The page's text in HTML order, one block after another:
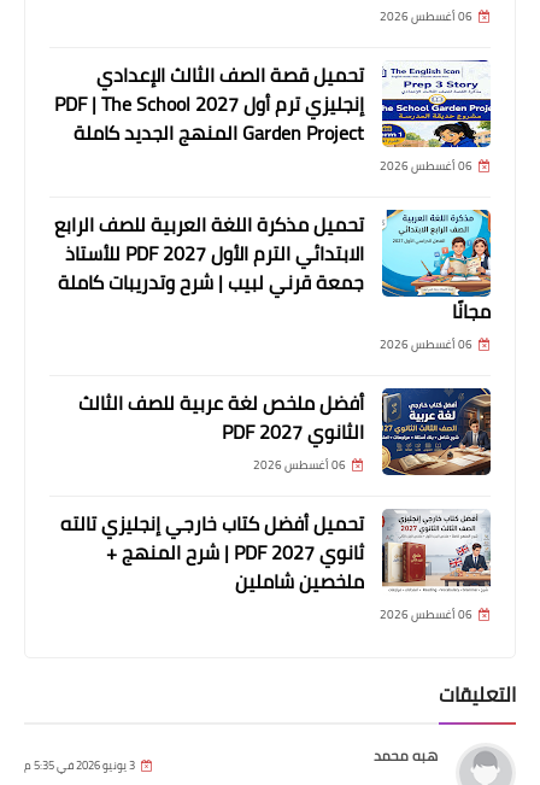
06 أغسطس 2026
تحميل قصة الصف الثالث الإعدادي
إنجليزي ترم أول 2027 PDF | The School
Garden Project المنهج الجديد كاملة
06 أغسطس 2026
تحميل مذكرة اللغة العربية للصف الرابع
الابتدائي الترم الأول 2027 PDF للأستاذ
جمعة قرني لبيب | شرح وتدريبات كاملة
مجانًا
06 أغسطس 2026
أفضل ملخص لغة عربية للصف الثالث
الثانوي 2027 PDF
06 أغسطس 2026
تحميل أفضل كتاب خارجي إنجليزي تالته
ثانوي 2027 PDF | شرح المنهج +
ملخصين شاملين
06 أغسطس 2026
التعليقات
هبه محمد 3 يونيو 2026 في 5:35 م